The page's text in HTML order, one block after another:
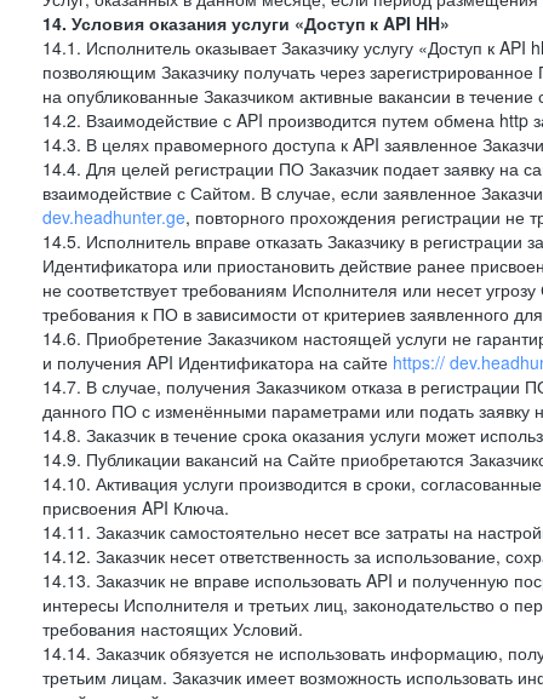
14. Условия оказания услуги «Доступ к API HH»
14.1. Исполнитель оказывает Заказчику услугу «Доступ к
позволяющим Заказчику получать через
на опубликованные Заказчиком активные вакансии в
14.2. Взаимодействие с API производится путем обмена
14.3. В целях правомерного доступа к API заявленное
14.4. Для целей регистрации ПО Заказчик подает заявку на
взаимодействие с Сайтом. В случае, если заявленное
dev.headhunter.ge, повторного прохождения регистрации не
14.5. Исполнитель вправе отказать Заказчику в
Идентификатора или приостановить действие ранее
не соответствует требованиям Исполнителя или несет
требования к ПО в зависимости от критериев заявленного
14.6. Приобретение Заказчиком настоящей услуги не
и получения API Идентификатора на сайте https://
14.7. В случае, получения Заказчиком отказа в регистрации
данного ПО с изменёнными параметрами или подать заявку
14.8. Заказчик в течение срока оказания услуги может
14.9. Публикации вакансий на Сайте приобретаются
14.10. Активация услуги производится в сроки,
присвоения API Ключа.
14.11. Заказчик самостоятельно несет все затраты на
14.12. Заказчик несет ответственность за использование,
14.13. Заказчик не вправе использовать API и
интересы Исполнителя и третьих лиц, законодательство о
требования настоящих Условий.
14.14. Заказчик обязуется не использовать информацию,
третьим лицам. Заказчик имеет возможность использовать